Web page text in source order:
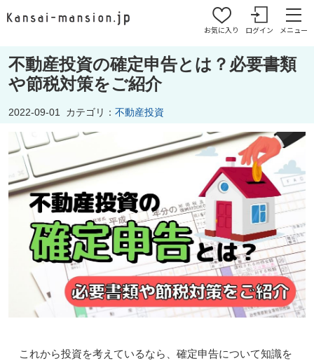
お気に入り ログイン メニュー
不動産投資の確定申告とは？必要書類
や節税対策をご紹介
2022-09-01 カテゴリ： 不動産投資
これから投資を考えているなら、確定申告について知識を